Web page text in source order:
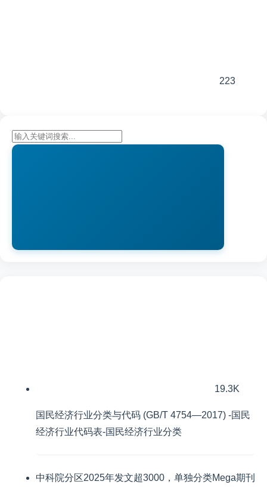
223
19.3K
国民经济行业分类与代码 (GB/T 4754—2017) -国民
经济行业代码表-国民经济行业分类
中科院分区2025年发文超3000，单独分类Mega期刊